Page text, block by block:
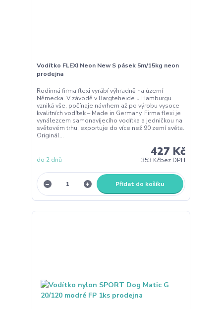
Vodítko FLEXI Neon New S pásek 5m/15kg neon
prodejna
Rodinná firma flexi vyrábí výhradně na území
Německa. V závodě v Bargteheide u Hamburgu
vzniká vše, počínaje návrhem až po výrobu vysoce
kvalitních vodítek – Made in Germany. Firma flexi je
vynálezcem samonavíjecího vodítka a jedničkou na
světovém trhu, exportuje do více než 90 zemí světa.
Originál...
427 Kč
353 Kčbez DPH
do 2 dnů
Přidat do košíku